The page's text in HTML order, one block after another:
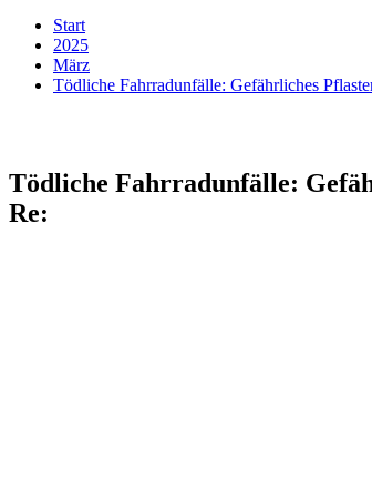
Start
2025
März
Tödliche Fahrradunfälle: Gefährliches
Tödliche Fahrradunfälle:
Re: